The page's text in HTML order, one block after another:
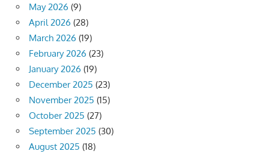
May 2026 (9)
April 2026 (28)
March 2026 (19)
February 2026 (23)
January 2026 (19)
December 2025 (23)
November 2025 (15)
October 2025 (27)
September 2025 (30)
August 2025 (18)